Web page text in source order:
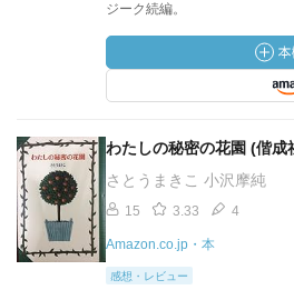
ジーク続編。
わたしの秘密の花園 (偕成
さとうまきこ 小沢摩純
15 3.33 4
Amazon.co.jp・本
感想・レビュー